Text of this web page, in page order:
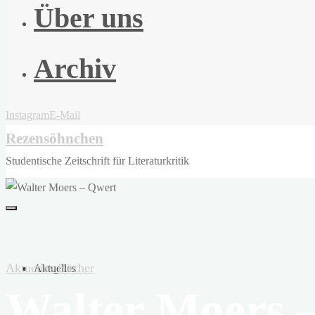
Über uns
Archiv
InstagramE-Mail
Rezensöhnchen
Studentische Zeitschrift für Literaturkritik
Aktuelles
Aktuelles Bücher